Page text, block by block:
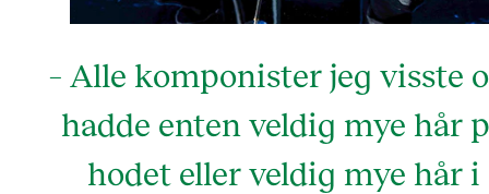
– Alle komponister jeg visste
hadde enten veldig mye hår
hodet eller veldig mye hår i